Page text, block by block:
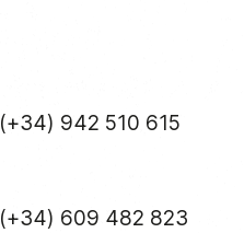
(+34) 942 510 615
(+34) 609 482 823